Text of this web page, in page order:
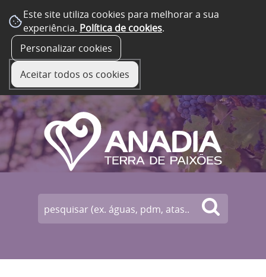
Este site utiliza cookies para melhorar a sua
experiência. Política de cookies.
Personalizar cookies
Aceitar todos os cookies